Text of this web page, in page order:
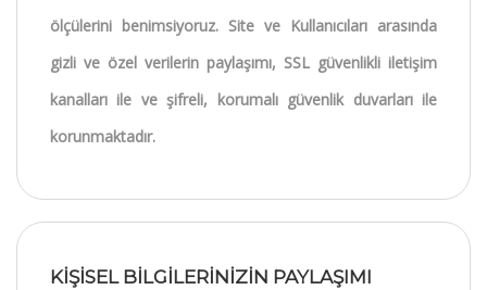
ölçülerini benimsiyoruz. Site ve Kullanıcıları arasında
gizli ve özel verilerin paylaşımı, SSL güvenlikli iletişim
kanalları ile ve şifreli, korumalı güvenlik duvarları ile
korunmaktadır.
KİŞİSEL BİLGİLERİNİZİN PAYLAŞIMI